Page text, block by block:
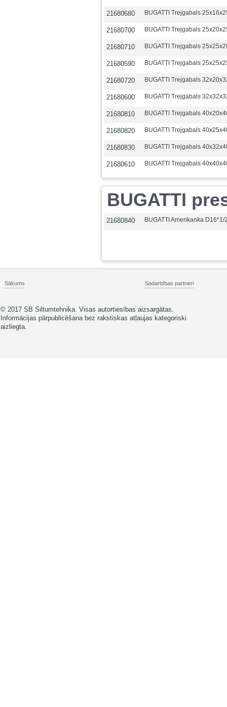
21680680 BUGATTI Trejgabals
21680700 BUGATTI Trejgabals
21680710 BUGATTI Trejgabals
21680590 BUGATTI Trejgabals
21680720 BUGATTI Trejgabals
21680600 BUGATTI Trejgabals
21680810 BUGATTI Trejgabals
21680820 BUGATTI Trejgabals
21680830 BUGATTI Trejgabals
21680610 BUGATTI Trejgabals
BUGATTI
21680840 BUGATTI Amerikanka D16*1/
Sākums Sadarbības partneri
© 2017 SB Siltumtehnika. Visas autortiesības aizsargātas.
Informācijas pārpublicēšana bez rakstiskas atļaujas kategoriski
aizliegta.